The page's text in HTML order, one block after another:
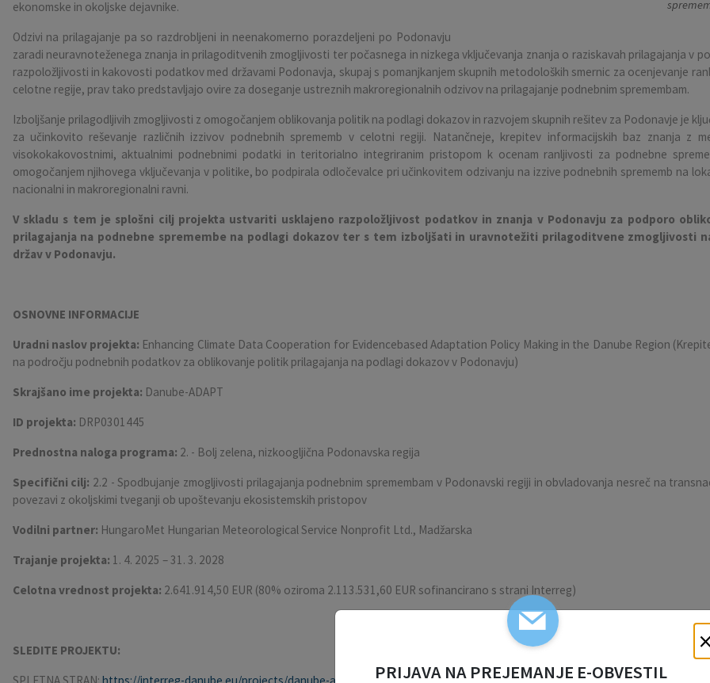
ekonomske in okoljske dejavnike.
Odzivi na prilagajanje pa so razdrobljeni in neenakomerno porazdeljeni po Podonavju
zaradi neuravnoteženega znanja in prilagoditvenih zmogljivosti ter počasnega in nizkega vključevanja znanja o raziskavah prilagajanja v
razpoložljivosti in kakovosti podatkov med državami Podonavja, skupaj s pomanjkanjem skupnih metodoloških smernic za ocenjevanje
celotne regije, prav tako predstavljajo ovire za doseganje ustreznih makroregionalnih odzivov na prilagajanje podnebnim spremembam.
Izboljšanje prilagodljivih zmogljivosti z omogočanjem oblikovanja politik na podlagi dokazov in razvojem skupnih rešitev za Podonavje je
za učinkovito reševanje različnih izzivov podnebnih sprememb v celotni regiji. Natančneje, krepitev informacijskih baz znanja z
visokokakovostnimi, aktualnimi podnebnimi podatki in teritorialno integriranim pristopom k ocenam ranljivosti za podnebne
omogočanjem njihovega vključevanja v politike, bo podpirala odločevalce pri učinkovitem odzivanju na izzive podnebnih sprememb na
nacionalni in makroregionalni ravni.
V skladu s tem je splošni cilj projekta ustvariti usklajeno razpoložljivost podatkov in znanja v Podonavju za podporo
prilagajanja na podnebne spremembe na podlagi dokazov ter s tem izboljšati in uravnotežiti prilagoditvene zmogljivosti
držav v Podonavju.
OSNOVNE INFORMACIJE
Uradni naslov projekta: Enhancing Climate Data Cooperation for Evidencebased Adaptation Policy Making in the Danube Region
na področju podnebnih podatkov za oblikovanje politik prilagajanja na podlagi dokazov v Podonavju)
Skrajšano ime projekta: Danube-ADAPT
ID projekta: DRP0301445
Prednostna naloga programa: 2. - Bolj zelena, nizkoogljična Podonavska regija
Specifični cilj: 2.2 - Spodbujanje zmogljivosti prilagajanja podnebnim spremembam v Podonavski regiji in obvladovanja nesreč na
povezavi z okoljskimi tveganji ob upoštevanju ekosistemskih pristopov
Vodilni partner: HungaroMet Hungarian Meteorological Service Nonprofit Ltd., Madžarska
Trajanje projekta: 1. 4. 2025 – 31. 3. 2028
Celotna vrednost projekta: 2.641.914,50 EUR (80% oziroma 2.113.531,60 EUR sofinancirano s strani Interreg)
SLEDITE PROJEKTU:
Fotogalerija
Mestna občina Ljubljana
Krajevne skupnosti
Svet za preventivo in vzgojo v cestnem prometu
Katalog informacij javnega značaja
Uradne ure
Zaščita in reševanje
Oskrba s plinom
Bilteni
Občinski predpisi
Uradni vestnik
Proračun Občine
E-obvestila Občine
×
PRIJAVA NA PREJEMANJE E-OBVESTIL